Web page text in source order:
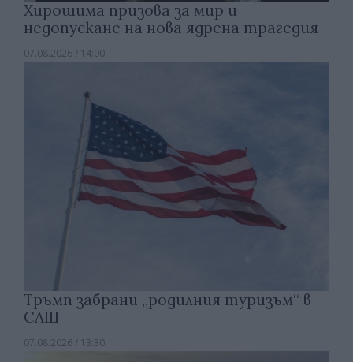
Хирошима призова за мир и
недопускане на нова ядрена трагедия
07.08.2026 / 14:00
Тръмп забрани „родилния туризъм“ в
САЩ
07.08.2026 / 13:30